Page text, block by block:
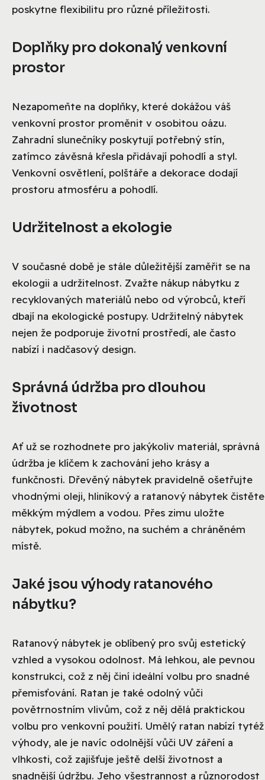
poskytne flexibilitu pro různé příležitosti.
Doplňky pro dokonalý venkovní
prostor
Nezapomeňte na doplňky, které dokážou váš
venkovní prostor proměnit v osobitou oázu.
Zahradní slunečníky poskytují potřebný stín,
zatímco závěsná křesla přidávají pohodlí a styl.
Venkovní osvětlení, polštáře a dekorace dodají
prostoru atmosféru a pohodlí.
Udržitelnost a ekologie
V současné době je stále důležitější zaměřit se na
ekologii a udržitelnost. Zvažte nákup nábytku z
recyklovaných materiálů nebo od výrobců, kteří
dbají na ekologické postupy. Udržitelný nábytek
nejen že podporuje životní prostředí, ale často
nabízí i nadčasový design.
Správná údržba pro dlouhou
životnost
Ať už se rozhodnete pro jakýkoliv materiál, správná
údržba je klíčem k zachování jeho krásy a
funkčnosti. Dřevěný nábytek pravidelně ošetřujte
vhodnými oleji, hliníkový a ratanový nábytek čistěte
měkkým mýdlem a vodou. Přes zimu uložte
nábytek, pokud možno, na suchém a chráněném
místě.
Jaké jsou výhody ratanového
nábytku?
Ratanový nábytek je oblíbený pro svůj estetický
vzhled a vysokou odolnost. Má lehkou, ale pevnou
konstrukci, což z něj činí ideální volbu pro snadné
přemisťování. Ratan je také odolný vůči
povětrnostním vlivům, což z něj dělá praktickou
volbu pro venkovní použití. Umělý ratan nabízí tytéž
výhody, ale je navíc odolnější vůči UV záření a
vlhkosti, což zajišťuje ještě delší životnost a
snadnější údržbu. Jeho všestrannost a různorodost